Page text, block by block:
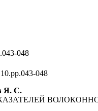
048
048
Я. С.